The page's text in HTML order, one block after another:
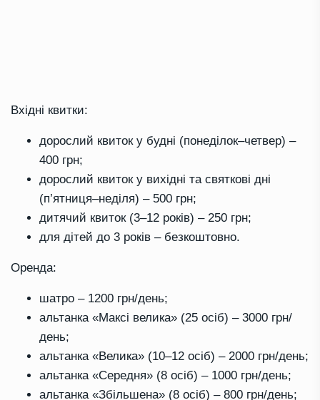
Вхідні квитки:
дорослий квиток у будні (понеділок–четвер) –
400 грн;
дорослий квиток у вихідні та святкові дні
(п’ятниця–неділя) – 500 грн;
дитячий квиток (3–12 років) – 250 грн;
для дітей до 3 років – безкоштовно.
Оренда:
шатро – 1200 грн/день;
альтанка «Максі велика» (25 осіб) – 3000 грн/
день;
альтанка «Велика» (10–12 осіб) – 2000 грн/день;
альтанка «Середня» (8 осіб) – 1000 грн/день;
альтанка «Збільшена» (8 осіб) – 800 грн/день;